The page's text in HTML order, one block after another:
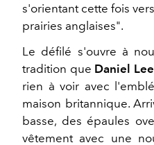
s'orientant cette fois
prairies anglaises".
Le défilé s'ouvre à
tradition que Daniel Lee
rien à voir avec
maison britannique.
basse, des épaules
vêtement avec une